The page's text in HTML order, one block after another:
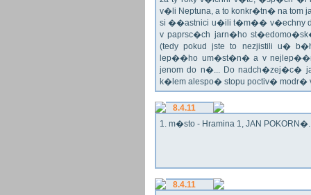
v�li Neptuna, a to konkr�tn� na tom
si ��astnici u�ili t�m�� v�echny
v paprsc�ch jarn�ho
(tedy pokud jste to nezjistili u�
lep��ho um�st�n� a v
jenom do n�... Do nadch�zej�c�
k�lem alespo� stopu poctiv�
8.4.11
1. m�sto - Hramina 1, JAN
8.4.11